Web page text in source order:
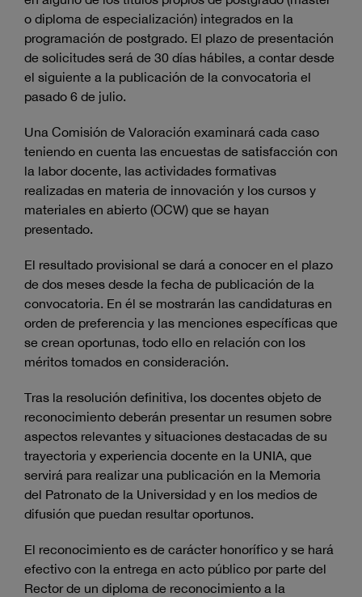
o diploma de especialización) integrados en la
programación de postgrado. El plazo de presentación
de solicitudes será de 30 días hábiles, a contar desde
el siguiente a la publicación de la convocatoria el
pasado 6 de julio.
Una Comisión de Valoración examinará cada caso
teniendo en cuenta las encuestas de satisfacción con
la labor docente, las actividades formativas
realizadas en materia de innovación y los cursos y
materiales en abierto (OCW) que se hayan
presentado.
El resultado provisional se dará a conocer en el plazo
de dos meses desde la fecha de publicación de la
convocatoria. En él se mostrarán las candidaturas en
orden de preferencia y las menciones específicas que
se crean oportunas, todo ello en relación con los
méritos tomados en consideración.
Tras la resolución definitiva, los docentes objeto de
reconocimiento deberán presentar un resumen sobre
aspectos relevantes y situaciones destacadas de su
trayectoria y experiencia docente en la UNIA, que
servirá para realizar una publicación en la Memoria
del Patronato de la Universidad y en los medios de
difusión que puedan resultar oportunos.
El reconocimiento es de carácter honorífico y se hará
efectivo con la entrega en acto público por parte del
Rector de un diploma de reconocimiento a la